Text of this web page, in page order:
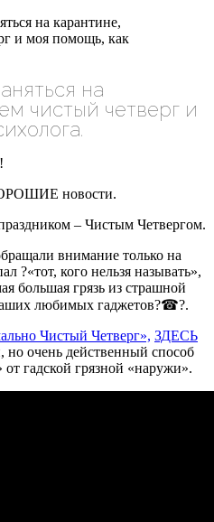
на
чистый четверг и
новости.
– Чистым Четвергом.
внимание только на
?«тот, кого нельзя называть»,
большая грязь из страшной
любимых гаджетов?☎?.
Чистый Четверг», ЗДЕСЬ
но очень действенный способ
гадской грязной «наружи».